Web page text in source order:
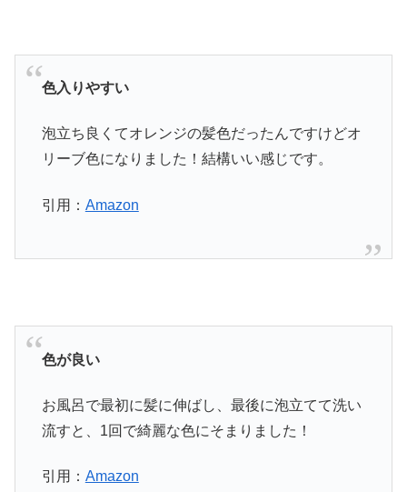
色入りやすい
泡立ち良くてオレンジの髪色だったんですけどオ
リーブ色になりました！結構いい感じです。
引用： Amazon
色が良い
お風呂で最初に髪に伸ばし、最後に泡立てて洗い
流すと、1回で綺麗な色にそまりました！
引用： Amazon